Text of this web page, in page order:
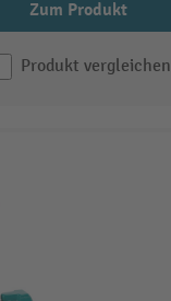
Zum Produkt
Produkt vergleichen